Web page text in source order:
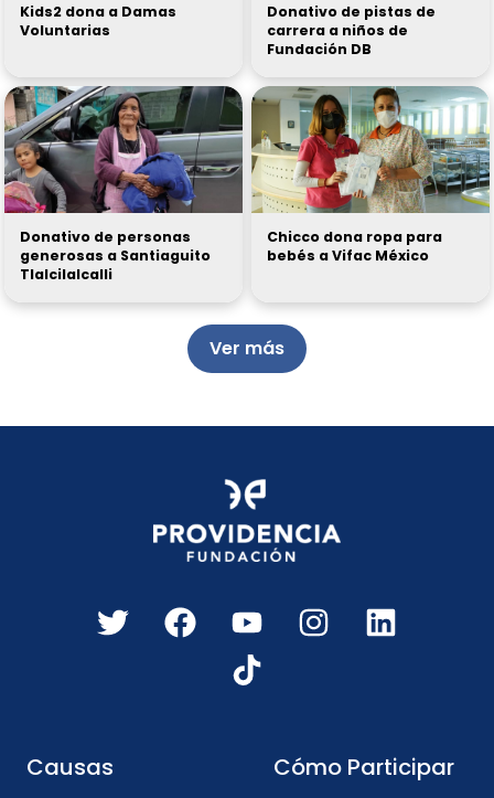
Kids2 dona a Damas
Voluntarias
Donativo de pistas de
carrera a niños de
Fundación DB
Donativo de personas
generosas a Santiaguito
Tlalcilalcalli
Chicco dona ropa para
bebés a Vifac México
Ver más
Causas Cómo Participar